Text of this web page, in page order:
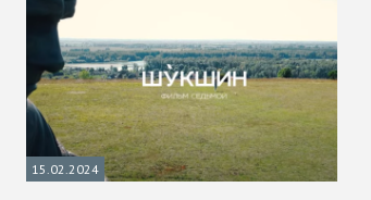
15.02.2024